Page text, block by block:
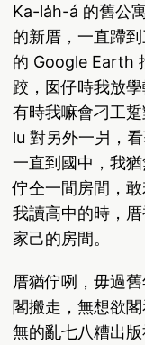
Ka-la̍h-á 的舊公
的新厝，一直蹛
的 Google Earth
跤，囡仔時我放
有時我嘛會刁工
lu 對另外一爿，
一直到國中，我
佇仝一間房間，
我讀高中的時，
家己的房間。
厝猶佇咧，毋過
閣搬走，無想欲
無的亂七八糟出